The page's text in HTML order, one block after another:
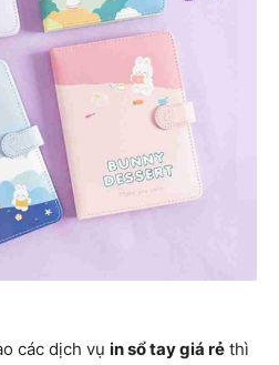
các dịch vụ in sổ tay giá rẻ thì